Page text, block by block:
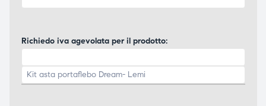
Richiedo iva agevolata per il prodotto: